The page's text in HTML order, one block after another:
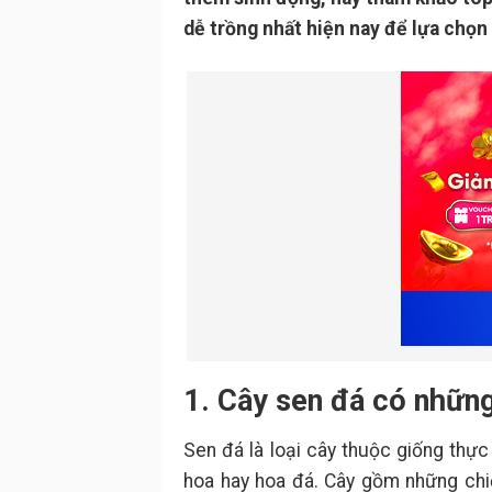
dễ trồng nhất hiện nay để lựa chọn
1. Cây sen đá có
Sen đá là loại cây thuộc giống
hoa hay hoa đá. Cây gồm những